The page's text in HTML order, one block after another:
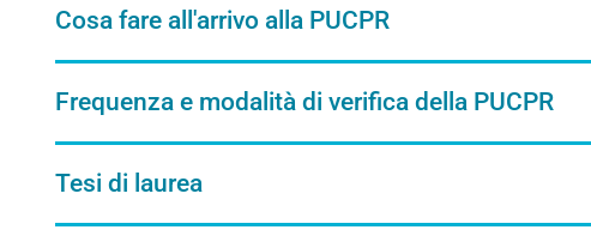
Cosa fare all'arrivo alla PUCPR
Frequenza e modalità di verifica della PUCPR
Tesi di laurea